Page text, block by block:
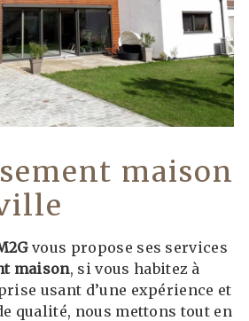
maison
vous propose ses services
maison, si vous habitez à
usant d’une expérience et
qualité, nous mettons tout en